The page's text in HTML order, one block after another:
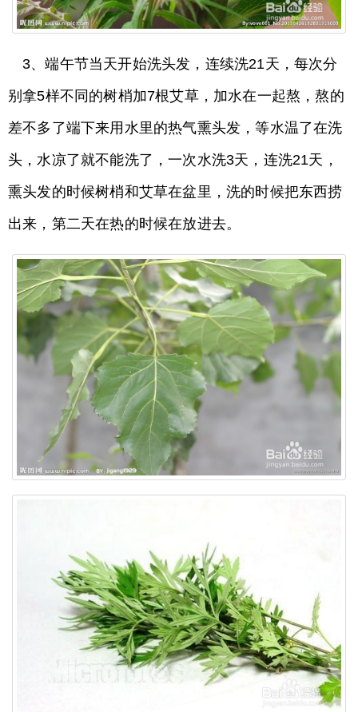
3、端午节当天开始洗头发，连续洗21天，每次分
别拿5样不同的树梢加7根艾草，加水在一起熬，熬的
差不多了端下来用水里的热气熏头发，等水温了在洗
头，水凉了就不能洗了，一次水洗3天，连洗21天，
熏头发的时候树梢和艾草在盆里，洗的时候把东西捞
出来，第二天在热的时候在放进去。